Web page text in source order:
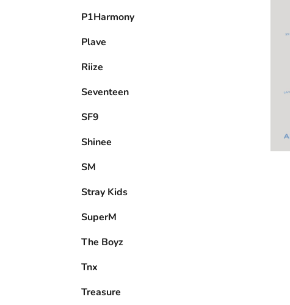
P1Harmony
Plave
Riize
Seventeen
SF9
Shinee
SM
Stray Kids
SuperM
The Boyz
Tnx
Treasure